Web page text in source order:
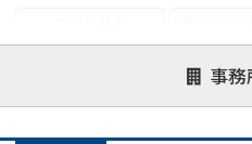
事務
士業連